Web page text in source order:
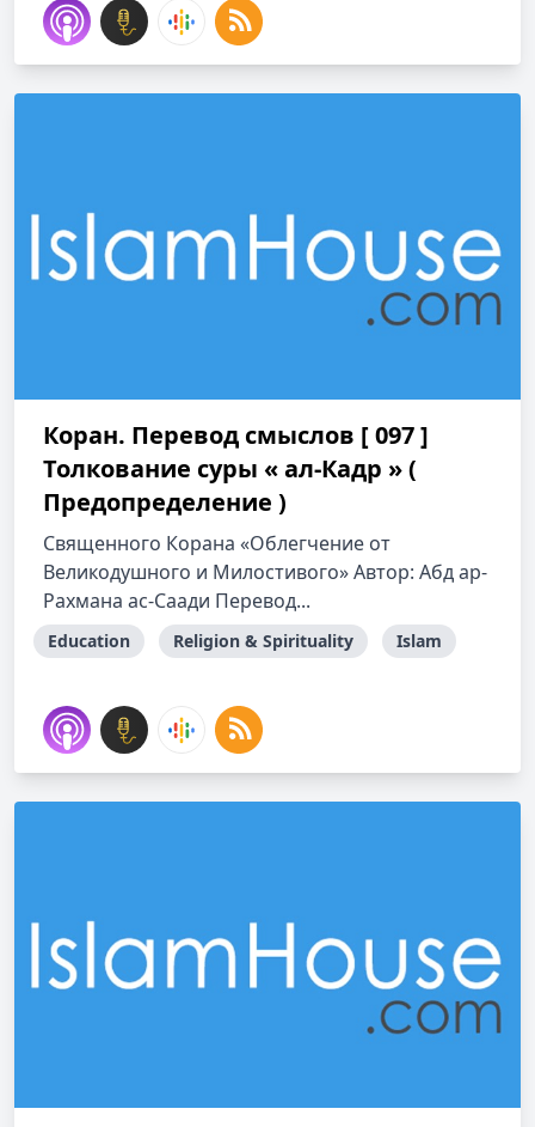
Коран. Перевод смыслов [ 097 ]
Толкование cуры « ал-Кадр » (
Предопределение )
Священного Корана «Облегчение от
Великодушного и Милостивого» Автор: Абд ар-
Рахмана ас-Саади Перевод...
Education Religion & Spirituality Islam